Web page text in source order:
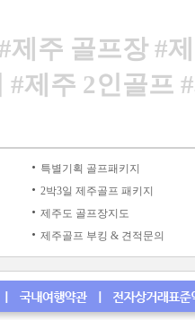
제주 골프장 #
#제주 2인골프
특별기획 골프패키지
2박3일 제주골프 패키지
제주도 골프장지도
제주골프 부킹 & 견적문의